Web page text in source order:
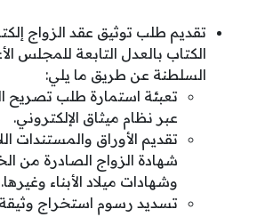
تقديم طلب توثيق عقد الزواج
الكتاب بالعدل التابعة للمجلس
السلطنة عن طريق ما يلي:
تعبئة استمارة طلب تصريح
عبر نظام ميثاق الإلكتروني.
تقديم الأوراق والمستندات
شهادة الزواج الصادرة من
وشهادات ميلاد الأبناء وغيرها.
تسديد رسوم استخراج وثيقة